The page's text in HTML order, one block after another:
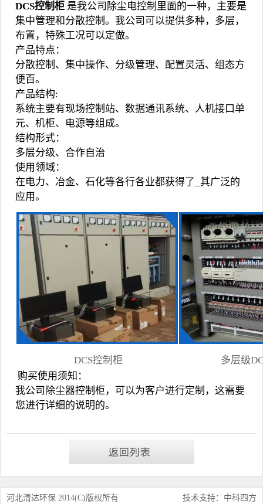
DCS控制柜 是我公司除尘电控制里面的一种，主要是
集中管理和分散控制。我公司可以提供多种，多层，
布置，特殊工况可以定做。
产品特点：
分散控制、集中操作、分级管理、配置灵活、组态方
便百。
产品结构:
系统主要有现场控制站、数据通讯系统、人机接口单
元、机柜、电源等组成。
结构形式：
多层分级、合作自治
使用领域：
在电力、冶金、石化等各行各业都获得了_其广泛的
应用。
DCS控制柜 多层级
购买使用须知：
我公司除尘器控制柜，可以为客户进行定制，这需要
您进行详细的说明的。
河北清达环保 2014(C)版权所有 技术支持：中科四方